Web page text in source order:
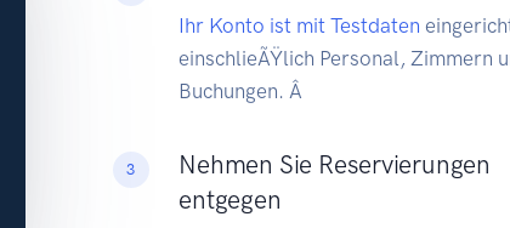
Ihr Konto ist mit Testdaten
einschlieÃŸlich Personal, Zimmern
Buchungen. Â
3
Nehmen Sie Reservierungen
entgegen